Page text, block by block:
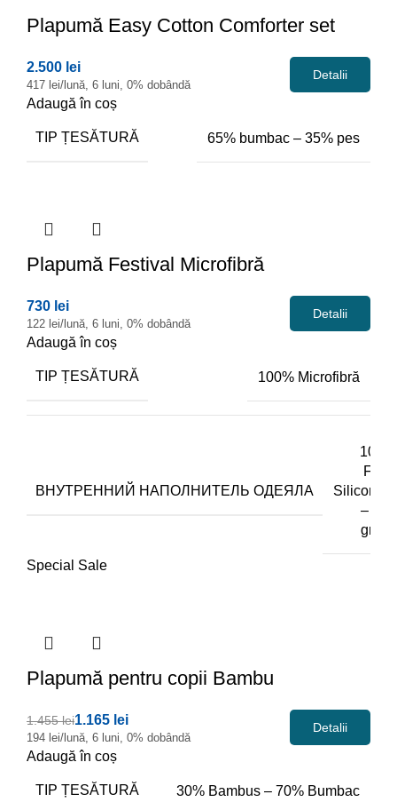
Plapumă Easy Cotton Comforter set
2.500 lei
417 lei/lună, 6 luni, 0% dobândă
Detalii
Adaugă în coș
TIP ȚESĂTURĂ 65% bumbac – 35% pes
Plapumă Festival Microfibră
730 lei
122 lei/lună, 6 luni, 0% dobândă
Detalii
Adaugă în coș
TIP ȚESĂTURĂ 100% Microfibră
ВНУТРЕННИЙ НАПОЛНИТЕЛЬ ОДЕЯЛА
100%
Fibra
Siliconata
– 200
gr/m2
Special Sale
Plapumă pentru copii Bambu
1.455 lei1.165 lei
194 lei/lună, 6 luni, 0% dobândă
Detalii
Adaugă în coș
TIP ȚESĂTURĂ 30% Bambus – 70% Bumbac